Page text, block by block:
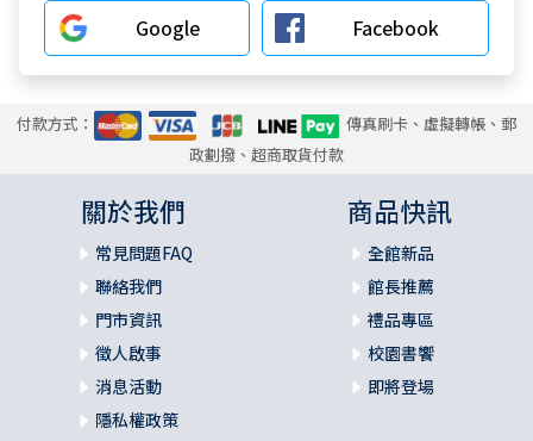
Google Facebook
付款方式：
傳真刷卡、虛擬轉帳、郵
政劃撥、超商取貨付款
關於我們
常見問題FAQ
聯絡我們
門市資訊
徵人啟事
消息活動
隱私權政策
商品快訊
全館新品
館長推薦
禮品專區
校園書饗
即將登場